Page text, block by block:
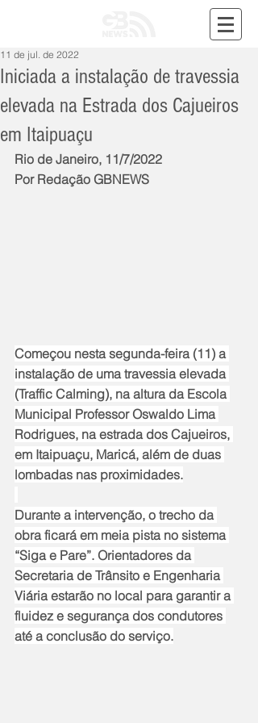
Iniciada a instalação de travessia
elevada na Estrada dos Cajueiros
em Itaipuaçu
11 de jul. de 2022
Rio de Janeiro, 11/7/2022
Por Redação GBNEWS
Começou nesta segunda-feira (11) a
instalação de uma travessia elevada
(Traffic Calming), na altura da Escola
Municipal Professor Oswaldo Lima
Rodrigues, na estrada dos Cajueiros,
em Itaipuaçu, Maricá, além de duas
lombadas nas proximidades.
Durante a intervenção, o trecho da
obra ficará em meia pista no sistema
“Siga e Pare”. Orientadores da
Secretaria de Trânsito e Engenharia
Viária estarão no local para garantir a
fluidez e segurança dos condutores
até a conclusão do serviço.